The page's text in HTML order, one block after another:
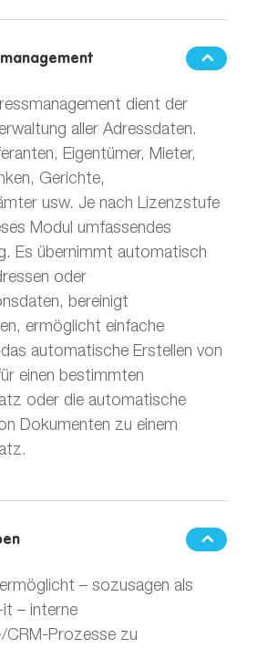
dient der
aller Adressdaten.
Eigentümer, Mieter,
Gerichte,
usw. Je nach Lizenzstufe
Modul umfassendes
Es übernimmt automatisch
oder
bereinigt
ermöglicht einfache
automatische Erstellen von
einen bestimmten
oder die automatische
Dokumenten zu einem
– sozusagen als
– interne
CRM-Prozesse zu